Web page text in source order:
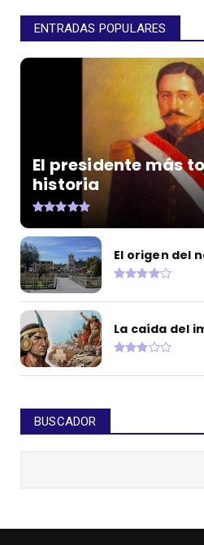
ENTRADAS POPULARES
El presidente más
historia
El origen del
La caída del
BUSCADOR